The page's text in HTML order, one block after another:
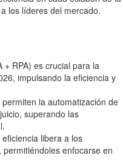
los líderes del mercado.
RPA) es crucial para la
impulsando la eficiencia y
la automatización de
superando las
libera a los
enfocarse en